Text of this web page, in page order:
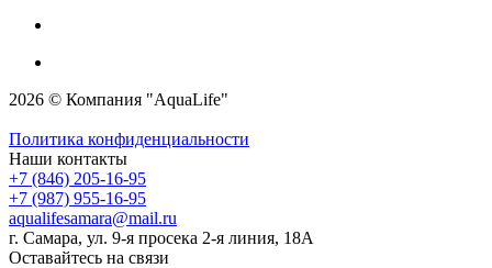
2026 © Компания "AquaLife"
Политика конфиденциальности
Наши контакты
+7 (846) 205-16-95
+7 (987) 955-16-95
aqualifesamara@mail.ru
г. Самара, ул. 9-я просека 2-я линия, 18А
Оставайтесь на связи